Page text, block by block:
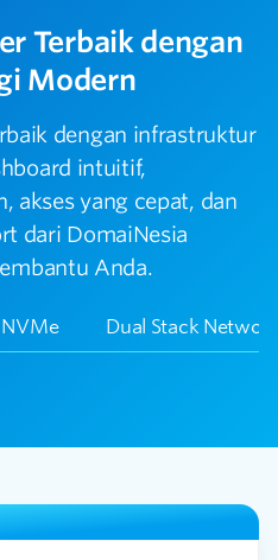
Terbaik dengan
Modern
dengan infrastruktur
intuitif,
akses yang cepat, dan
dari DomaiNesia
Anda.
NVMe Dual Stack